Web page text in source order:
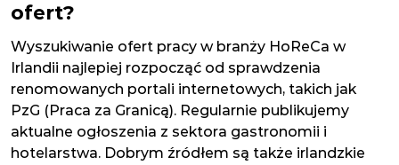
ofert?
Wyszukiwanie ofert pracy w branży HoReCa w
Irlandii najlepiej rozpocząć od sprawdzenia
renomowanych portali internetowych, takich jak
PzG (Praca za Granicą). Regularnie publikujemy
aktualne ogłoszenia z sektora gastronomii i
hotelarstwa. Dobrym źródłem są także irlandzkie